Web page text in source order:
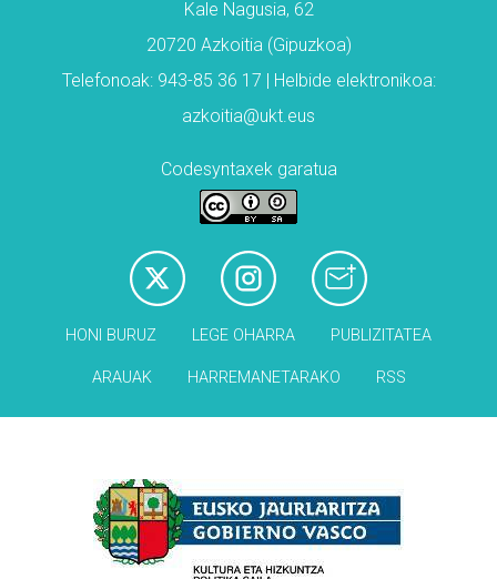
Kale Nagusia, 62
20720 Azkoitia (Gipuzkoa)
Telefonoak: 943-85 36 17 | Helbide elektronikoa:
azkoitia@ukt.eus
Codesyntaxek garatua
HONI BURUZ LEGE OHARRA PUBLIZITATEA
ARAUAK HARREMANETARAKO RSS